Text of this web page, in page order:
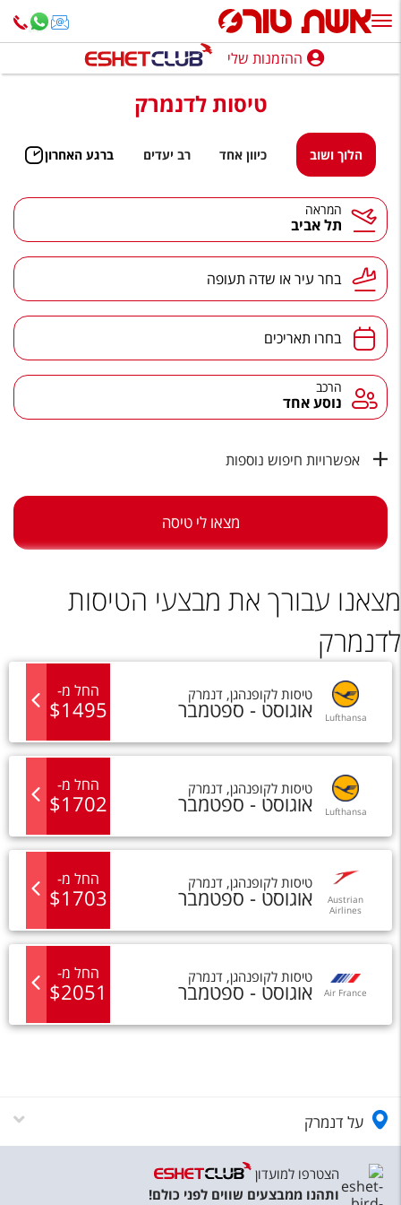
ההזמנות שלי
חופשה לפי סגנון
מלונות באילת
טיולים מאורגנים
חבילות נופש
הרגע האחרון
חבילות בריאות וספא
טיסות לחו"ל
מגזין אשת
שירות לקוחות
טופס צור קשר
נגישות
עקבו אחרינו
ההזמנות שלי
טיסות לדנמרק
הלוך ושוב כיוון אחד רב יעדים ברגע האחרון
המראה
תל אביב
בחר עיר או שדה תעופה
בחרו תאריכים
הרכב
נוסע אחד
אפשרויות חיפוש נוספות
מצאו לי טיסה
מצאנו עבורך את מבצעי הטיסות
לדנמרק
Lufthansa
טיסות לקופנהגן, דנמרק
אוגוסט - ספטמבר
החל מ-
$1495
Lufthansa
טיסות לקופנהגן, דנמרק
אוגוסט - ספטמבר
החל מ-
$1702
Austrian
Airlines
טיסות לקופנהגן, דנמרק
אוגוסט - ספטמבר
החל מ-
$1703
Air France
טיסות לקופנהגן, דנמרק
אוגוסט - ספטמבר
החל מ-
$2051
על דנמרק
הצטרפו למועדון
ותהנו ממבצעים שווים לפני כולם!